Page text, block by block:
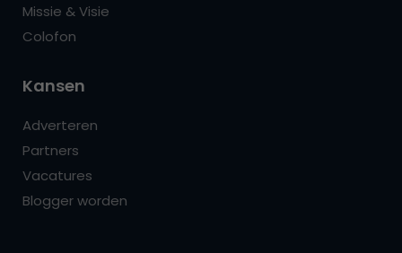
Missie & Visie
Colofon
Kansen
Adverteren
Partners
Vacatures
Blogger worden